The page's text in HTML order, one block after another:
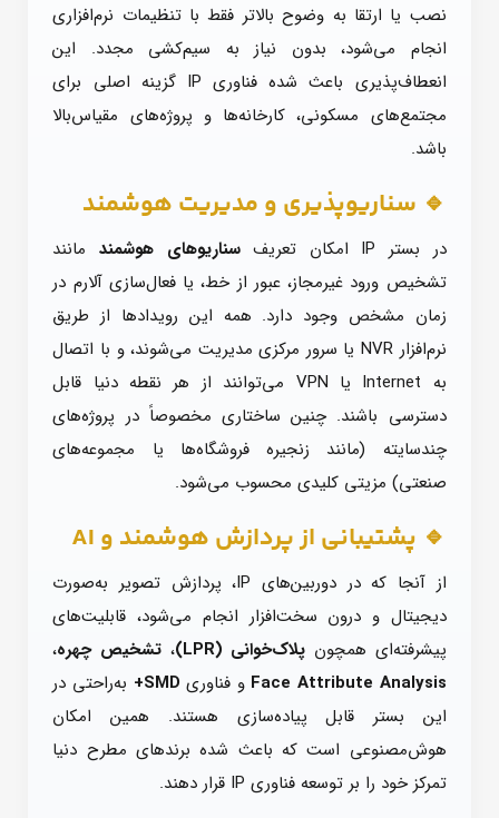
نصب یا ارتقا به وضوح بالاتر فقط با تنظیمات نرم‌افزاری
انجام می‌شود، بدون نیاز به سیم‌کشی مجدد. این
انعطاف‌پذیری باعث شده فناوری IP گزینه اصلی برای
مجتمع‌های مسکونی، کارخانه‌ها و پروژه‌های مقیاس‌بالا
باشد.
🔹 سناریو‌پذیری و مدیریت هوشمند
در بستر IP امکان تعریف سناریوهای هوشمند مانند
تشخیص ورود غیرمجاز، عبور از خط، یا فعال‌سازی آلارم در
زمان مشخص وجود دارد. همه این رویدادها از طریق
نرم‌افزار NVR یا سرور مرکزی مدیریت می‌شوند، و با اتصال
به Internet یا VPN می‌توانند از هر نقطه دنیا قابل
دسترسی باشند. چنین ساختاری مخصوصاً در پروژه‌های
چندسایته (مانند زنجیره فروشگاه‌ها یا مجموعه‌های
صنعتی) مزیتی کلیدی محسوب می‌شود.
🔹 پشتیبانی از پردازش هوشمند و AI
از آنجا که در دوربین‌های IP، پردازش تصویر به‌صورت
دیجیتال و درون سخت‌افزار انجام می‌شود، قابلیت‌های
پیشرفته‌ای همچون پلاک‌خوانی (LPR) ، تشخیص چهره،
Face Attribute Analysis و فناوری SMD+
به‌راحتی در
این بستر قابل پیاده‌سازی هستند. همین امکان
هوش‌مصنوعی است که باعث شده برندهای مطرح دنیا
تمرکز خود را بر توسعه فناوری IP قرار دهند.